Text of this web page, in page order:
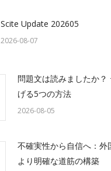
Scite Update 202605
2026-08-07
問題文は読みましたか？
げる5つの方法
2026-08-05
不確実性から自信へ：外
より明確な道筋の構築